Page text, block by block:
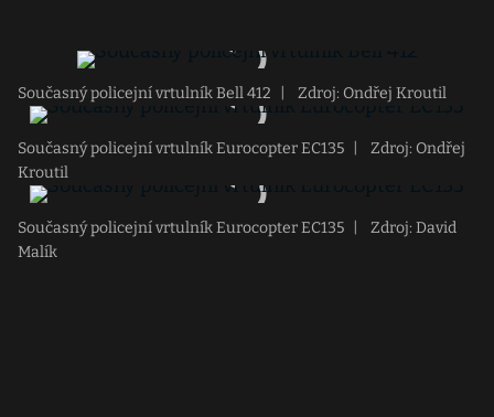
Současný policejní vrtulník Bell 412 Zdroj: Ondřej Kroutil
Současný policejní vrtulník Eurocopter EC135
Zdroj: Ondřej
Kroutil
Současný policejní vrtulník Eurocopter EC135
Zdroj: David
Malík